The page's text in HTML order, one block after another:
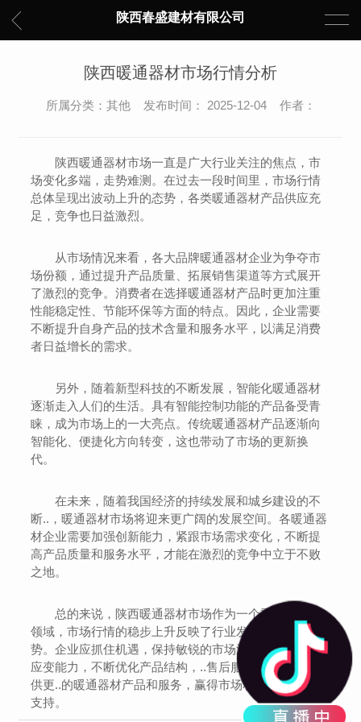
陕西春盛建材有限公司
陕西暖通器材市场行情分析
所属分类：其他 发布时间： 2025-12-04 作者：
陕西暖通器材市场一直是广大行业关注的焦点，市
场变化多端，走势难测。在过去一段时间里，市场行情
总体呈现出波动上升的态势，各类暖通器材产品供应充
足，竞争也日益激烈。
从市场情况来看，各大品牌暖通器材企业为争夺市
场份额，通过提升产品质量、拓展销售渠道等方式展开
了激烈的竞争。消费者在选择暖通器材产品时更加注重
性能稳定性、节能环保等方面的特点。因此，企业需要
不断提升自身产品的技术含量和服务水平，以满足消费
者日益增长的需求。
另外，随着新型科技的不断发展，智能化暖通器材
逐渐走入人们的生活。具有智能控制功能的产品备受青
睐，成为市场上的一大亮点。传统暖通器材产品逐渐向
智能化、便捷化方向转变，这也带动了市场的更新换
代。
在未来，随着我国经济的持续发展和城乡建设的不
断..，暖通器材市场将迎来更广阔的发展空间。各暖通器
材企业需要加强创新能力，紧跟市场需求变化，不断提
高产品质量和服务水平，才能在激烈的竞争中立于不败
之地。
总的来说，陕西暖通器材市场作为一个重要的产业
领域，市场行情的稳步上升反映了行业发展的良好态
势。企业应抓住机遇，保持敏锐的市场洞察力和灵活的
应变能力，不断优化产品结构，..售后服务，为消费者提
供更..的暖通器材产品和服务，赢得市场和客户的信赖与
支持。